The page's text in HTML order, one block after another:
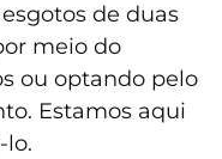
de duas
meio do
ou optando pelo
Estamos aqui
lo.